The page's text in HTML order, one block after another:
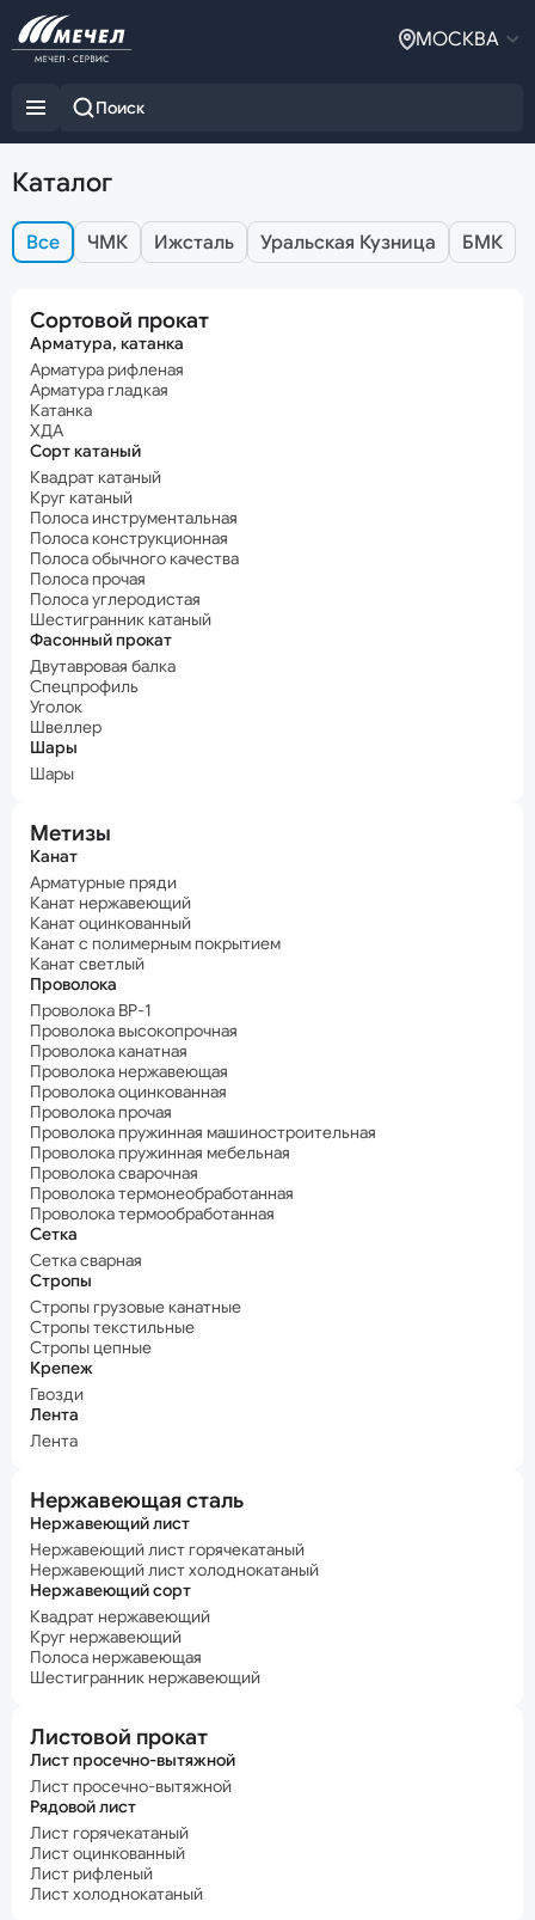
МОСКВА
Каталог
Все ЧМК Ижсталь Уральская Кузница БМК
Сортовой прокат
Арматура, катанка
Арматура рифленая
Арматура гладкая
Катанка
ХДА
Сорт катаный
Квадрат катаный
Круг катаный
Полоса инструментальная
Полоса конструкционная
Полоса обычного качества
Полоса прочая
Полоса углеродистая
Шестигранник катаный
Фасонный прокат
Двутавровая балка
Спецпрофиль
Уголок
Швеллер
Шары
Шары
Метизы
Канат
Арматурные пряди
Канат нержавеющий
Канат оцинкованный
Канат с полимерным покрытием
Канат светлый
Проволока
Проволока ВР-1
Проволока высокопрочная
Проволока канатная
Проволока нержавеющая
Проволока оцинкованная
Проволока прочая
Проволока пружинная машиностроительная
Проволока пружинная мебельная
Проволока сварочная
Проволока термонеобработанная
Проволока термообработанная
Сетка
Сетка сварная
Стропы
Стропы грузовые канатные
Стропы текстильные
Стропы цепные
Крепеж
Гвозди
Лента
Лента
Нержавеющая сталь
Нержавеющий лист
Нержавеющий лист горячекатаный
Нержавеющий лист холоднокатаный
Нержавеющий сорт
Квадрат нержавеющий
Круг нержавеющий
Полоса нержавеющая
Шестигранник нержавеющий
Листовой прокат
Лист просечно-вытяжной
Лист просечно-вытяжной
Рядовой лист
Лист горячекатаный
Лист оцинкованный
Лист рифленый
Лист холоднокатаный